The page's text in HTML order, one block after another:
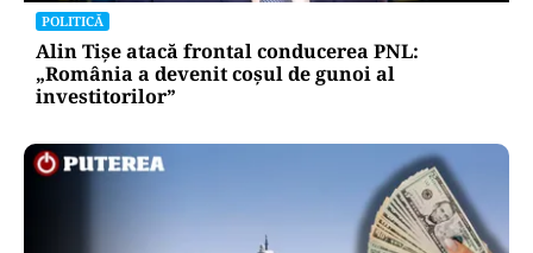
POLITICĂ
Alin Tișe atacă frontal conducerea PNL:
„România a devenit coșul de gunoi al
investitorilor”